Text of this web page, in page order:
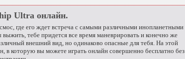
Ultra онлайн.
где его ждет встреча с самыми различными инопланетными
тебе придется все время маневрировать и конечно же
внешний вид, но одинаково опасные для тебя. На этой
в которую вы можете играть онлайн совершенно бесплатно без